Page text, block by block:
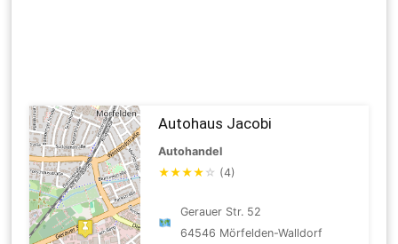
Autohaus Jacobi
Autohandel
★★★★ ☆ (4)
Gerauer Str. 52
64546 Mörfelden-Walldorf